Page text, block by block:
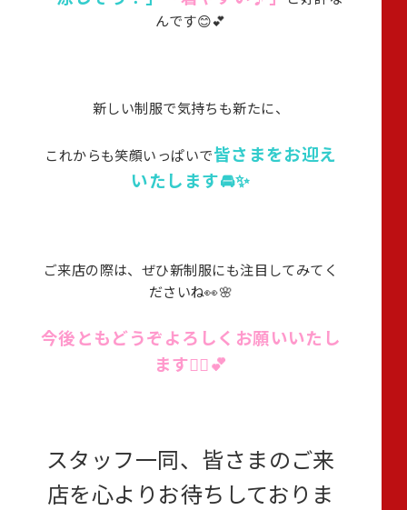
んです😊💕
新しい制服で気持ちも新たに、
これからも笑顔いっぱいで皆さまをお迎え
いたします🚘✨
ご来店の際は、ぜひ新制服にも注目してみてく
ださいね👀🌸
今後ともどうぞよろしくお願いいたし
ます🙇‍♀️💕
スタッフ一同、皆さまのご来
店を心よりお待ちしておりま